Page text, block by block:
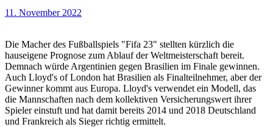
11. November 2022
Die Macher des Fußballspiels "Fifa 23" stellten kürzlich die
hauseigene Prognose zum Ablauf der Weltmeisterschaft bereit.
Demnach würde Argentinien gegen Brasilien im Finale gewinnen.
Auch Lloyd's of London hat Brasilien als Finalteilnehmer, aber der
Gewinner kommt aus Europa. Lloyd's verwendet ein Modell, das
die Mannschaften nach dem kollektiven Versicherungswert ihrer
Spieler einstuft und hat damit bereits 2014 und 2018 Deutschland
und Frankreich als Sieger richtig ermittelt.